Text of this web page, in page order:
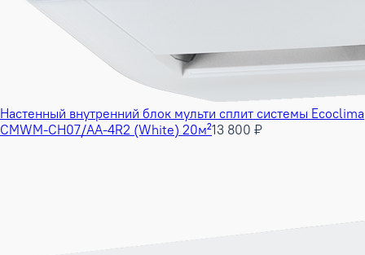
Настенный внутренний блок мульти сплит системы Ecoclima
CMWM-CH07/AA-4R2 (White) 20м²13 800 ₽